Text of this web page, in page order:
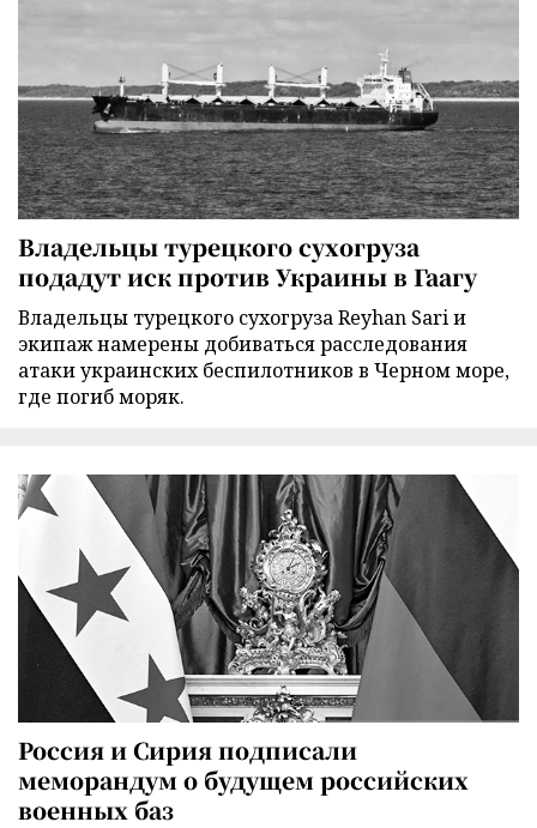
Владельцы турецкого сухогруза
подадут иск против Украины в Гаагу
Владельцы турецкого сухогруза Reyhan Sari и
экипаж намерены добиваться расследования
атаки украинских беспилотников в Черном море,
где погиб моряк.
Россия и Сирия подписали
меморандум о будущем российских
военных баз